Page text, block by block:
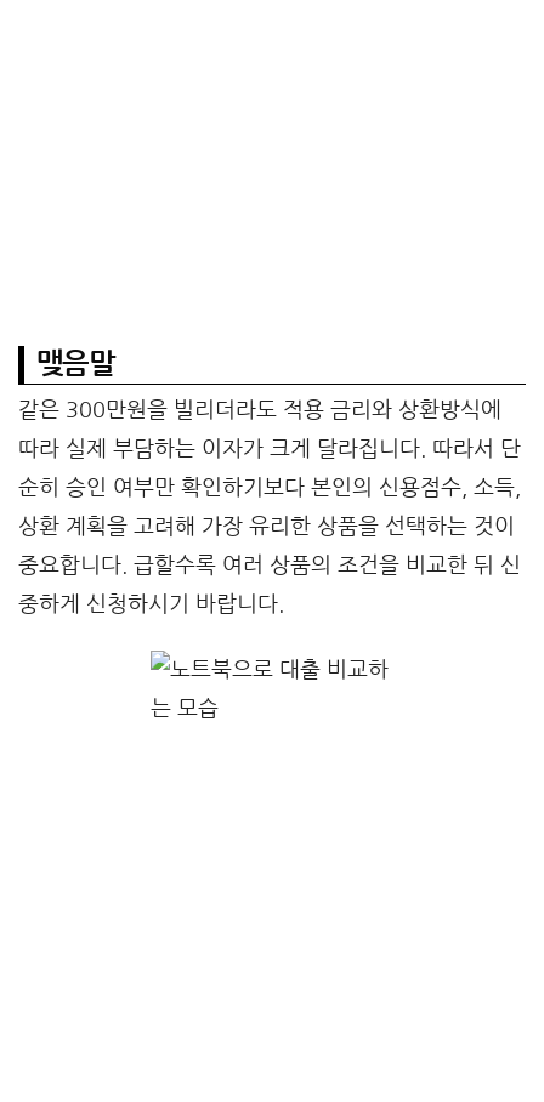
맺음말
같은 300만원을 빌리더라도 적용 금리와 상환방식에
따라 실제 부담하는 이자가 크게 달라집니다. 따라서 단
순히 승인 여부만 확인하기보다 본인의 신용점수, 소득,
상환 계획을 고려해 가장 유리한 상품을 선택하는 것이
중요합니다. 급할수록 여러 상품의 조건을 비교한 뒤 신
중하게 신청하시기 바랍니다.